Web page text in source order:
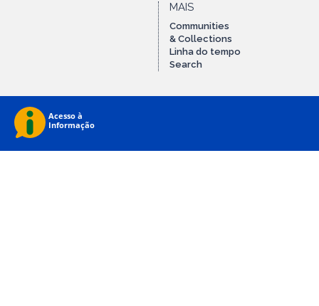
MAIS
Communities
& Collections
Linha do tempo
Search